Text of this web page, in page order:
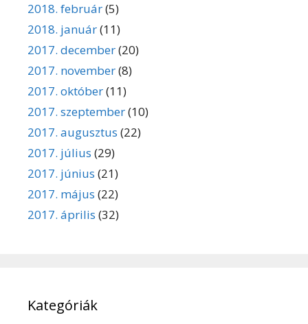
2018. február(5)
2018. január(11)
2017. december(20)
2017. november(8)
2017. október(11)
2017. szeptember(10)
2017. augusztus (22)
2017. július (29)
2017. június (21)
2017. május (22)
2017. április (32)
Kategóriák